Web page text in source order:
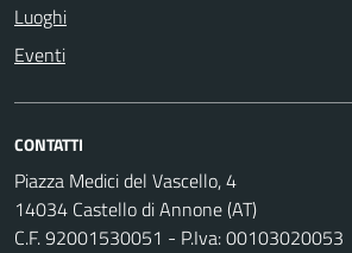
Luoghi
Eventi
CONTATTI
Piazza Medici del Vascello, 4
14034 Castello di Annone (AT)
C.F. 92001530051 - P.Iva: 00103020053